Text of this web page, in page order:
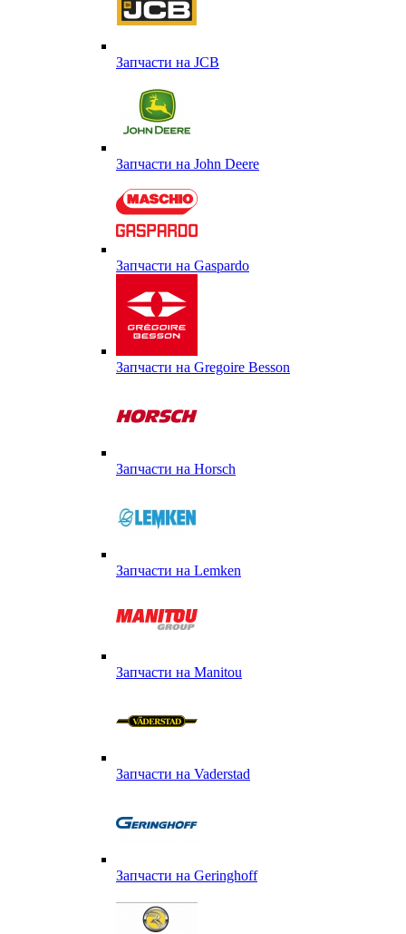
Запчасти на JCB
Запчасти на John Deere
Запчасти на Gaspardo
Запчасти на Gregoire Besson
Запчасти на Horsch
Запчасти на Lemken
Запчасти на Manitou
Запчасти на Vaderstad
Запчасти на Geringhoff